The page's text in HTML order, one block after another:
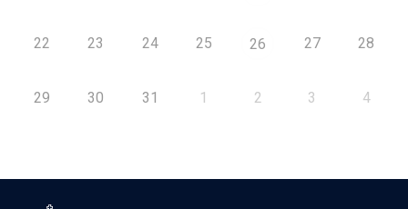
22 23 24 25 26 27 28
29 30 31 1 2 3 4